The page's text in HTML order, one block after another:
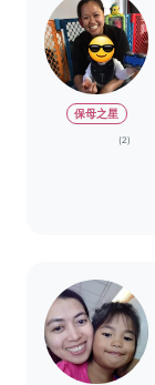
保母之星
(2)